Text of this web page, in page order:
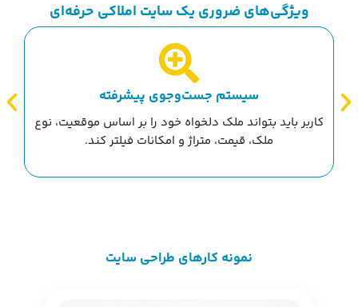
ویژگی‌های ضروری یک سایت املاکی حرفه‌ای
سیستم جست‌وجوی پیشرفته
کاربر باید بتواند ملک دلخواه خود را بر اساس موقعیت، نوع
ملک، قیمت، متراژ و امکانات فیلتر کند.
نمونه کارهای طراحی سایت